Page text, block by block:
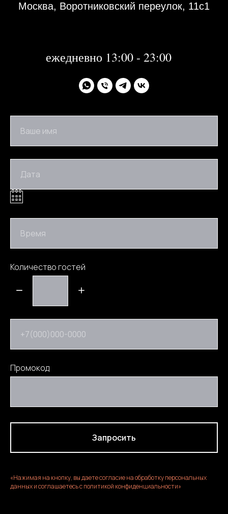
Москва, Воротниковский переулок, 11с1
ежедневно 13:00 - 23:00
Ваше имя
Дата
Время
Количество гостей
+7(000)000-0000
Промокод
Запросить
«Нажимая на кнопку, вы даете согласие на обработку персональных
данных и соглашаетесь c политикой конфиденциальности»